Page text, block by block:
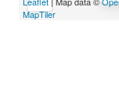
MapTiler